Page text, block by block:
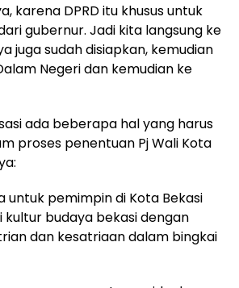
karena DPRD itu khusus untuk
gubernur. Jadi kita langsung ke
juga sudah disiapkan, kemudian
Negeri dan kemudian ke
ada beberapa hal yang harus
proses penentuan Pj Wali Kota
untuk pemimpin di Kota Bekasi
budaya bekasi dengan
dan kesatriaan dalam bingkai